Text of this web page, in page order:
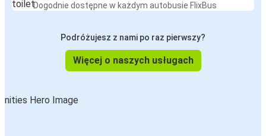
Dogodnie dostępne w każdym autobusie FlixBus
Podróżujesz z nami po raz pierwszy?
Więcej o naszych usługach